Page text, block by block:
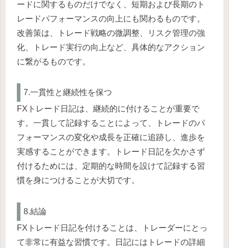
ードに関するものだけでなく、短期および長期のト
レードパフォーマンスの向上にも関わるものです。
改善策は、トレード戦略の微調整、リスク管理の強
化、トレード実行の向上など、具体的なアクション
に繋がるものです。
7.一貫性と継続性を保つ
FXトレード日記は、継続的に付けることが重要で
す。一貫して記録することによって、トレードのパ
フォーマンスの変化や成長を正確に追跡し、進歩を
実感することができます。トレード日記を欠かさず
付けるためには、定期的な時間を設けて記録する習
慣を身につけることが大切です。
8.結論
FXトレード日記を付けることは、トレーダーにとっ
て非常に有益な習慣です。日記にはトレードの詳細